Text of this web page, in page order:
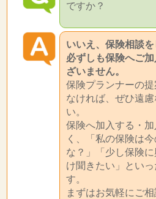
ですか？
いいえ、保険相談を
必ずしも保険へご
ざいません。
保険プランナーの
なければ、ぜひ遠
い。
保険へ加入する・
く、「私の保険は
な？」「少し保険
け聞きたい」とい
す。
まずはお気軽にご相